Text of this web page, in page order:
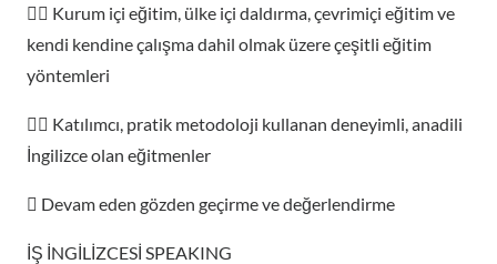
 Kurum içi eğitim, ülke içi daldırma, çevrimiçi eğitim ve
kendi kendine çalışma dahil olmak üzere çeşitli eğitim
yöntemleri
 Katılımcı, pratik metodoloji kullanan deneyimli, anadili
İngilizce olan eğitmenler
 Devam eden gözden geçirme ve değerlendirme
İŞ İNGİLİZCESİ SPEAKING